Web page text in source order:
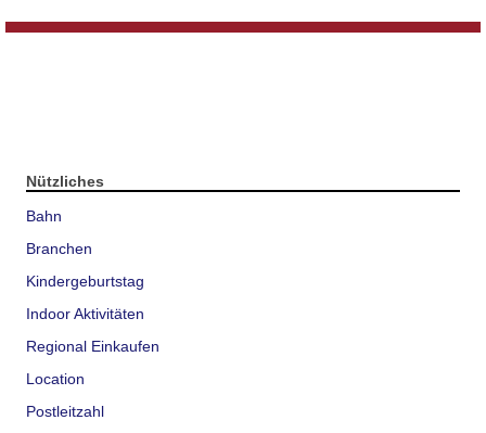
Nützliches
Bahn
Branchen
Kindergeburtstag
Indoor Aktivitäten
Regional Einkaufen
Location
Postleitzahl